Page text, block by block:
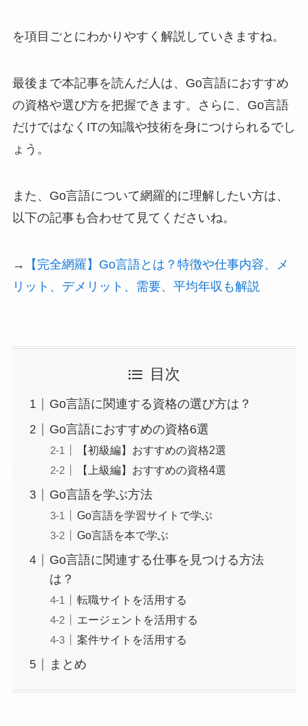
を項目ごとにわかりやすく解説していきますね。
最後まで本記事を読んだ人は、Go言語におすすめ
の資格や選び方を把握できます。さらに、Go言語
だけではなくITの知識や技術を身につけられるでし
ょう。
また、Go言語について網羅的に理解したい方は、
以下の記事も合わせて見てくださいね。
→
【完全網羅】Go言語とは？特徴や仕事内容、メ
リット、デメリット、需要、平均年収も解説
目次
Go言語に関連する資格の選び方は？
Go言語におすすめの資格6選
【初級編】おすすめの資格2選
【上級編】おすすめの資格4選
Go言語を学ぶ方法
Go言語を学習サイトで学ぶ
Go言語を本で学ぶ
Go言語に関連する仕事を見つける方法
は？
転職サイトを活用する
エージェントを活用する
案件サイトを活用する
まとめ